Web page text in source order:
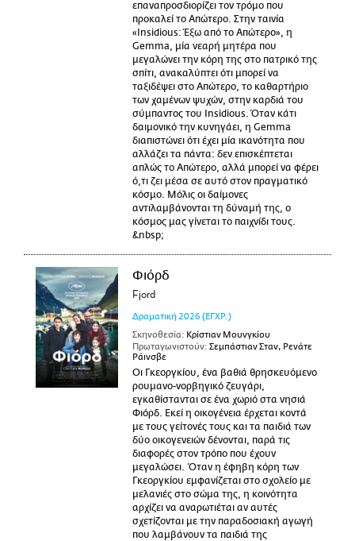
επαναπροσδιορίζει τον τρόμο που
προκαλεί το Απώτερο. Στην ταινία
«Insidious: Έξω από το Απώτερο», η
Gemma, μία νεαρή μητέρα που
μεγαλώνει την κόρη της στο πατρικό της
σπίτι, ανακαλύπτει ότι μπορεί να
ταξιδέψει στο Απώτερο, το καθαρτήριο
των χαμένων ψυχών, στην καρδιά του
σύμπαντος του Insidious. Όταν κάτι
δαιμονικό την κυνηγάει, η Gemma
διαπιστώνει ότι έχει μία ικανότητα που
αλλάζει τα πάντα: δεν επισκέπτεται
απλώς το Απώτερο, αλλά μπορεί να φέρει
ό,τι ζει μέσα σε αυτό στον πραγματικό
κόσμο. Μόλις οι δαίμονες
αντιλαμβάνονται τη δύναμή της, ο
κόσμος μας γίνεται το παιχνίδι τους.
&nbsp;
Φιόρδ
Fjord
Δραματική 2026 (ΕΓΧΡ.)
Σκηνοθεσία: Κρίστιαν Μουνγκίου
Πρωταγωνιστούν: Σεμπάστιαν Σταν, Ρενάτε
Ράινσβε
Οι Γκεοργκίου, ένα βαθιά θρησκευόμενο
ρουμανο-νορβηγικό ζευγάρι,
εγκαθίστανται σε ένα χωριό στα νησιά
Φιόρδ. Εκεί η οικογένεια έρχεται κοντά
με τους γείτονές τους και τα παιδιά των
δύο οικογενειών δένονται, παρά τις
διαφορές στον τρόπο που έχουν
μεγαλώσει. Όταν η έφηβη κόρη των
Γκεοργκίου εμφανίζεται στο σχολείο με
μελανιές στο σώμα της, η κοινότητα
αρχίζει να αναρωτιέται αν αυτές
σχετίζονται με την παραδοσιακή αγωγή
που λαμβάνουν τα παιδιά της